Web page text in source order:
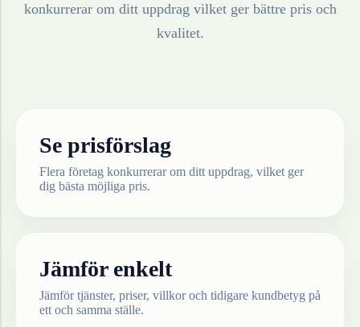
konkurrerar om ditt uppdrag vilket ger bättre pris och
kvalitet.
Se prisförslag
Flera företag konkurrerar om ditt uppdrag, vilket ger
dig bästa möjliga pris.
Jämför enkelt
Jämför tjänster, priser, villkor och tidigare kundbetyg på
ett och samma ställe.